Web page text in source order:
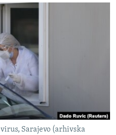
Sarajevo (arhivska